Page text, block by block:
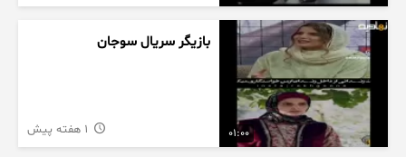
01:00
بازیگر سریال سوجان